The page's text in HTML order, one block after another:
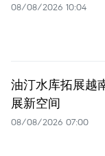
08/08/2026 10:04
油汀水库拓展越
展新空间
08/08/2026 07:00